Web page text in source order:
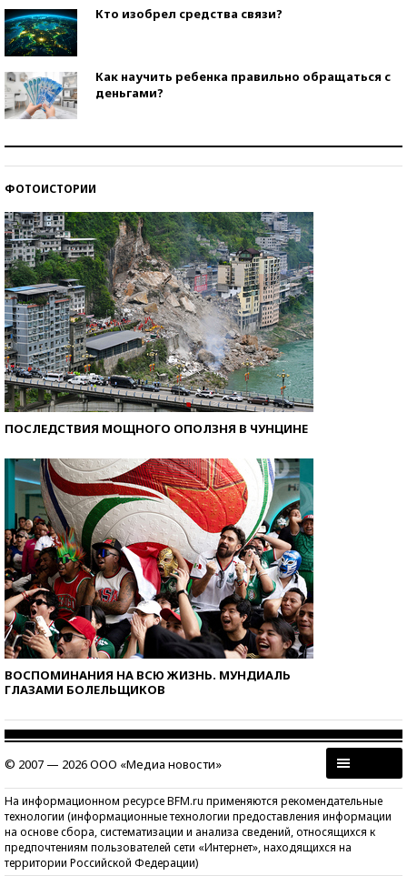
Кто изобрел средства связи?
Как научить ребенка правильно обращаться с
деньгами?
ФОТОИСТОРИИ
ПОСЛЕДСТВИЯ МОЩНОГО ОПОЛЗНЯ В ЧУНЦИНЕ
ВОСПОМИНАНИЯ НА ВСЮ ЖИЗНЬ. МУНДИАЛЬ
ГЛАЗАМИ БОЛЕЛЬЩИКОВ
© 2007 — 2026 ООО «Медиа новости»
На информационном ресурсе BFM.ru применяются рекомендательные
технологии (информационные технологии предоставления информации
на основе сбора, систематизации и анализа сведений, относящихся к
предпочтениям пользователей сети «Интернет», находящихся на
территории Российской Федерации)